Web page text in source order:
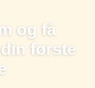
og få
første